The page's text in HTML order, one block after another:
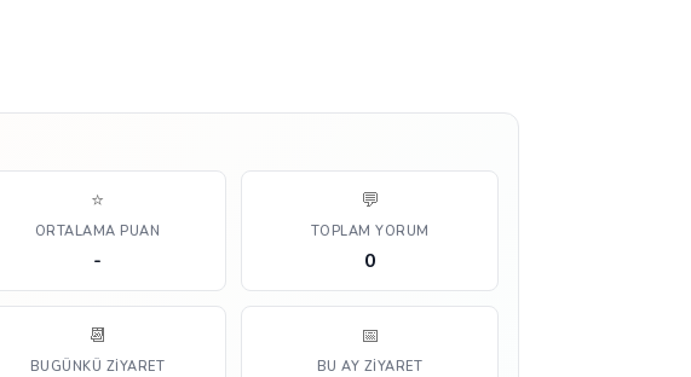
⭐
ORTALAMA PUAN
-
💬
TOPLAM YORUM
0
📆
BUGÜNKÜ ZIYARET
📅
BU AY ZIYARET